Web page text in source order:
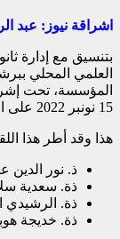
اشراقة نيوز: عبد
بتنسيق مع إدارة
العلمي المحلي
المؤسسة، تحت
15 نونبر 2022 على الساعة 15:30 زوالا
هذا وقد أطر هذا
ذ. نور الدين
ذة. سعدية
ذة. الرشيدي
ذة. خديجة